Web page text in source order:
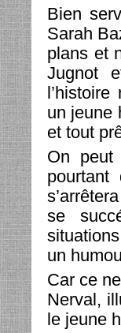
Bien
Sarah
plans et
Jugnot
un jeune
et tout
On peut
se
un
Car ce
Nerval,
le jeune